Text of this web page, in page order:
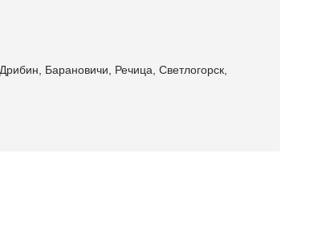
Барановичи, Речица, Светлогорск,